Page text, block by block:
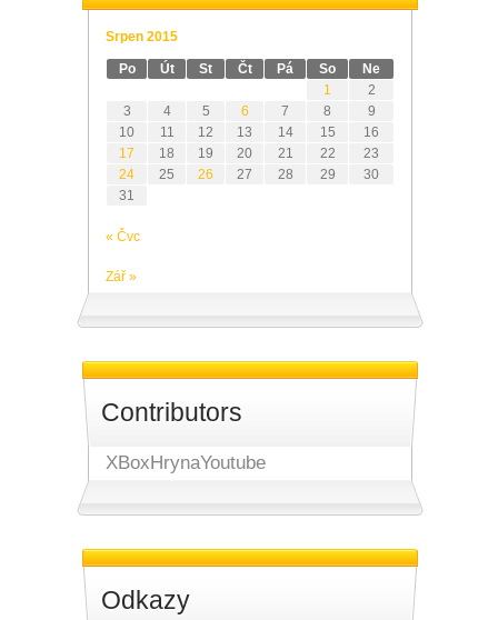
Srpen 2015
Po Út St Čt Pá So
Ne
1
2
3
4 5 6 7 8
9
10
11 12 13 14 15
16
17
18 19 20 21 22
23
24
25 26 27 28 29
30
31
« Čvc
Zář »
Contributors
XBoxHrynaYoutube
Odkazy